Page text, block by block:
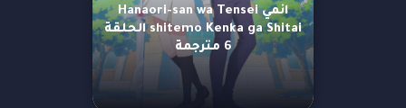
انمي Hanaori-san wa Tensei
shitemo Kenka ga Shitai الحلقة
6 مترجمة